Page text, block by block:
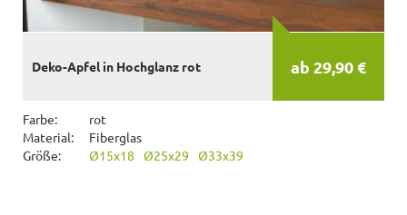
ab 29,90 €
Deko-Apfel in Hochglanz rot
Farbe:
rot
Material:
Fiberglas
Größe:
Ø15x18 Ø25x29 Ø33x39